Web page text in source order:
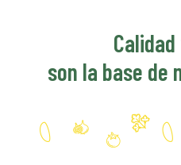
son la base de